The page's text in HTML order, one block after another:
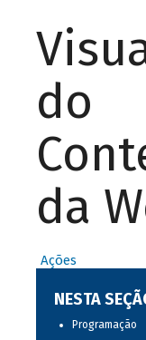
do
da
Ações
NESTA
Programação